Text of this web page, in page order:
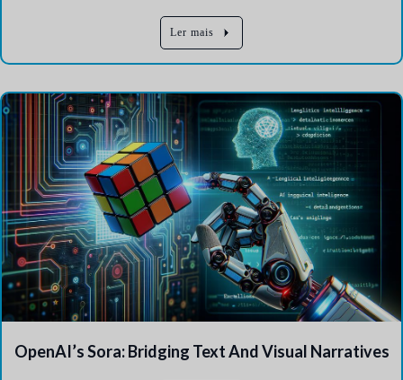
Ler mais
OpenAI’s Sora: Bridging Text And Visual Narratives